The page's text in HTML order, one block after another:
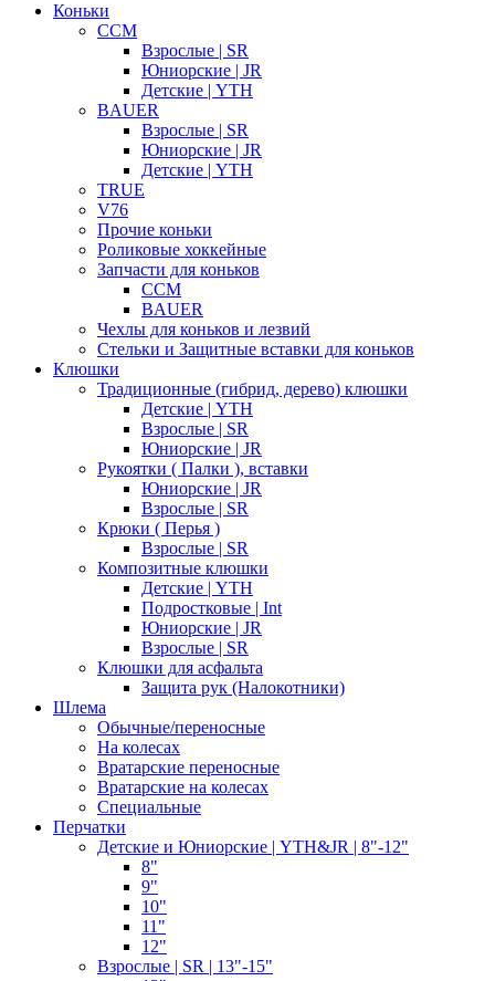
Коньки
CCM
Взрослые | SR
Юниорские | JR
Детские | YTH
BAUER
Взрослые | SR
Юниорские | JR
Детские | YTH
TRUE
V76
Прочие коньки
Роликовые хоккейные
Запчасти для коньков
CCM
BAUER
Чехлы для коньков и лезвий
Стельки и Защитные вставки для коньков
Клюшки
Традиционные (гибрид, дерево) клюшки
Детские | YTH
Взрослые | SR
Юниорские | JR
Рукоятки ( Палки ), вставки
Юниорские | JR
Взрослые | SR
Крюки ( Перья )
Взрослые | SR
Композитные клюшки
Детские | YTH
Подростковые | Int
Юниорские | JR
Взрослые | SR
Клюшки для асфальта
Защита рук (Налокотники)
Шлема
Обычные/переносные
На колесах
Вратарские переносные
Вратарские на колесах
Специальные
Перчатки
Детские и Юниорские | YTH&JR | 8"-12"
8"
9"
10"
11"
12"
Взрослые | SR | 13"-15"